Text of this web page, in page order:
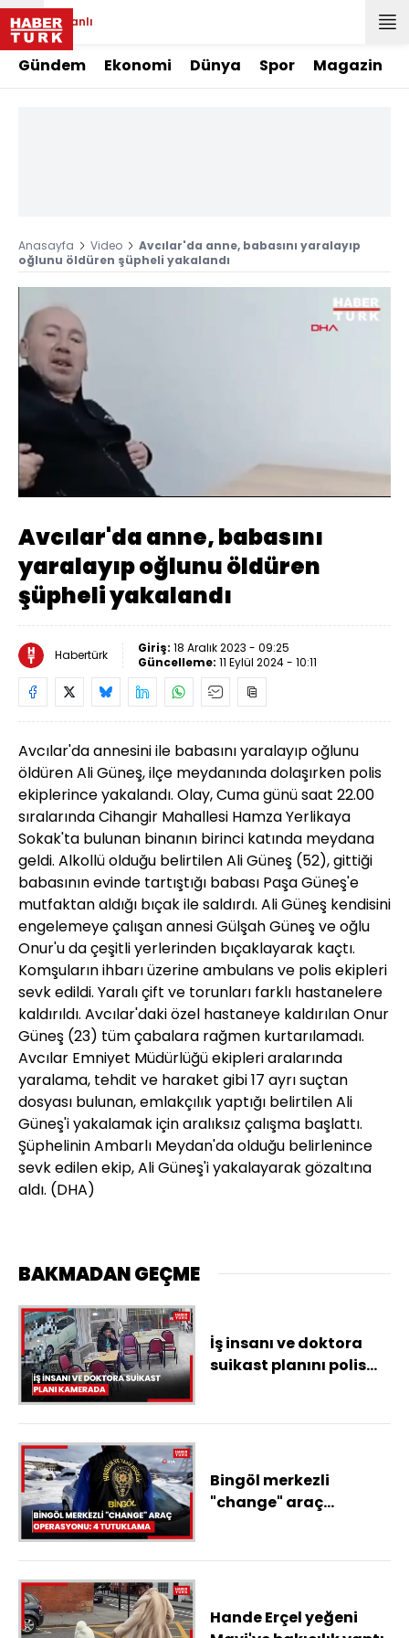
Canlı
Gündem Ekonomi Dünya Spor Magazin
Anasayfa Video
Avcılar'da anne, babasını yaralayıp
oğlunu öldüren şüpheli yakalandı
Aç
Hızı
Avcılar'da anne, babasını
yaralayıp oğlunu öldüren
şüpheli yakalandı
Habertürk Giriş: 18 Aralık 2023 - 09:25
Güncelleme: 11 Eylül 2024 - 10:11
Avcılar'da annesini ile babasını yaralayıp oğlunu
öldüren Ali Güneş, ilçe meydanında dolaşırken polis
ekiplerince yakalandı. Olay, Cuma günü saat 22.00
sıralarında Cihangir Mahallesi Hamza Yerlikaya
Sokak'ta bulunan binanın birinci katında meydana
geldi. Alkollü olduğu belirtilen Ali Güneş (52), gittiği
babasının evinde tartıştığı babası Paşa Güneş'e
mutfaktan aldığı bıçak ile saldırdı. Ali Güneş kendisini
engelemeye çalışan annesi Gülşah Güneş ve oğlu
Onur'u da çeşitli yerlerinden bıçaklayarak kaçtı.
Komşuların ihbarı üzerine ambulans ve polis ekipleri
sevk edildi. Yaralı çift ve torunları farklı hastanelere
kaldırıldı. Avcılar'daki özel hastaneye kaldırılan Onur
Güneş (23) tüm çabalara rağmen kurtarılamadı.
Avcılar Emniyet Müdürlüğü ekipleri aralarında
yaralama, tehdit ve haraket gibi 17 ayrı suçtan
dosyası bulunan, emlakçılık yaptığı belirtilen Ali
Güneş'i yakalamak için aralıksız çalışma başlattı.
Şüphelinin Ambarlı Meydan'da olduğu belirlenince
sevk edilen ekip, Ali Güneş'i yakalayarak gözaltına
aldı. (DHA)
BAKMADAN GEÇME
İş insanı ve doktora
suikast planını polis
anları kamerada
Bingöl merkezli
"change" araç
Hande Erçel yeğeni